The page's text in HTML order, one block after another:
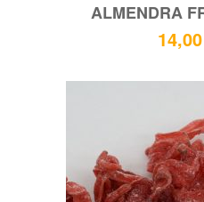
ALMENDRA
14,00